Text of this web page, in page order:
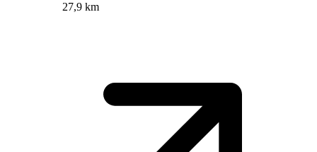
27,9 km